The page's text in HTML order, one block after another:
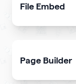
File Embed
Display
Page Builder